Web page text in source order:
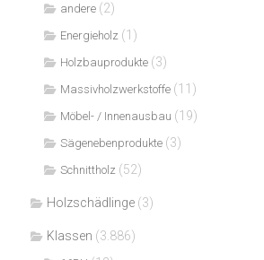
andere (2)
Energieholz (1)
Holzbauprodukte (3)
Massivholzwerkstoffe (11)
Möbel- / Innenausbau (19)
Sägenebenprodukte (3)
Schnittholz (52)
Holzschädlinge (3)
Klassen (3.886)